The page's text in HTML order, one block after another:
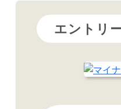
エントリ